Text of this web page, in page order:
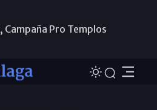
Campaña Pro Templos